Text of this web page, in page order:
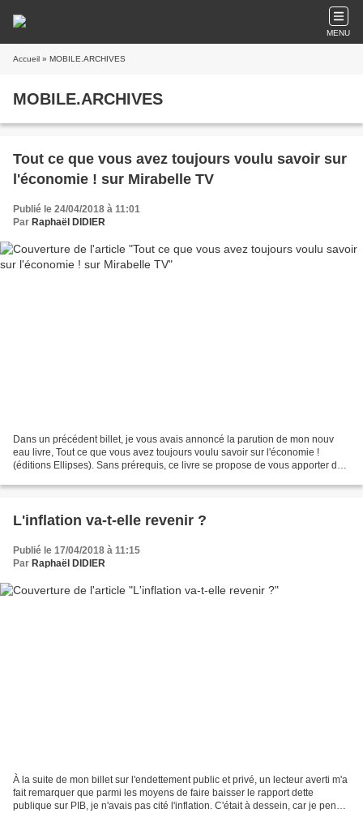
MENU
Accueil » MOBILE.ARCHIVES
MOBILE.ARCHIVES
Tout ce que vous avez toujours voulu savoir sur
l'économie ! sur Mirabelle TV
Publié le 24/04/2018 à 11:01
Par Raphaël DIDIER
Dans un précédent billet, je vous avais annoncé la parution de mon nouv
eau livre, Tout ce que vous avez toujours voulu savoir sur l'économie !
(éditions Ellipses). Sans prérequis, ce livre se propose de vous apporter des
L'inflation va-t-elle revenir ?
Publié le 17/04/2018 à 11:15
Par Raphaël DIDIER
À la suite de mon billet sur l'endettement public et privé, un lecteur averti m'a
fait remarquer que parmi les moyens de faire baisser le rapport dette
publique sur PIB, je n'avais pas cité l'inflation. C'était à dessein, car je pense